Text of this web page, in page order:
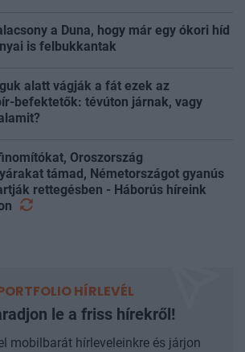
a Duna, hogy már egy ókori híd
is felbukkantak
alatt vágják a fát ezek az
befektetők: tévúton járnak, vagy
Oroszország
támad, Németországot gyanús
rettegésben - Háborús híreink
HÍRLEVÉL
le a friss hírekről!
mobilbarát hírleveleinkre és járjon